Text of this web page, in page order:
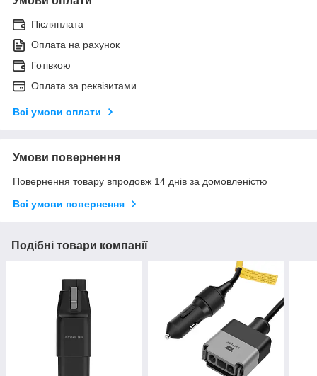
Післяплата
Оплата на рахунок
Готівкою
Оплата за реквізитами
Всі умови оплати
Умови повернення
Повернення товару впродовж 14 днів за домовленістю
Всі умови повернення
Подібні товари компанії